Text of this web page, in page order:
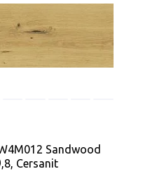
Sandwood
Cersanit